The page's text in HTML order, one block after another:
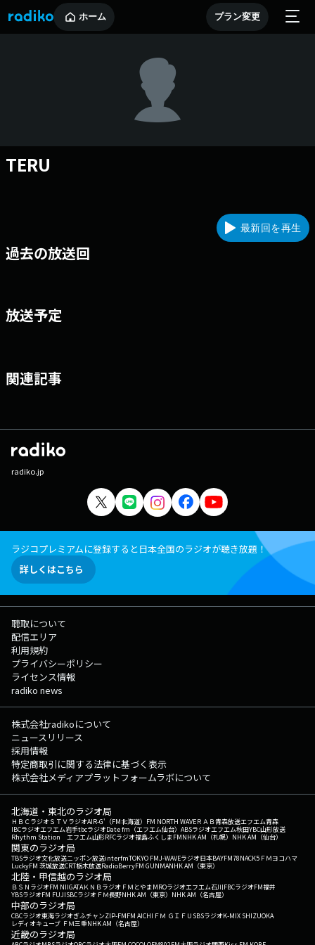
ホーム プラン変更
TERU
最新回を再生
過去の放送回
放送予定
関連記事
radiko.jp
ラジコプレミアムに登録すると日本全国のラジオが聴き放題！
詳しくはこちら
聴取について
配信エリア
利用規約
プライバシーポリシー
ライセンス情報
radiko news
株式会社radikoについて
ニュースリリース
採用情報
特定商取引に関する法律に基づく表示
株式会社メディアプラットフォームラボについて
北海道・東北のラジオ局
ＨＢＣラジオＳＴＶラジオAIR-G'（FM北海道） FM NORTH WAVEＲＡＢ青森放送エフエム青森
IBCラジオエフエム岩手tbcラジオDate fm（エフエム仙台） ABSラジオエフエム秋田YBC山形放送
Rhythm Station エフエム山形RFCラジオ福島ふくしまFMNHK AM（札幌） NHK AM（仙台）
関東のラジオ局
TBSラジオ文化放送ニッポン放送interfmTOKYO FMJ-WAVEラジオ日本BAYFM78NACK5 ＦＭヨコハマ
LuckyFM 茨城放送CRT栃木放送RadioBerryFM GUNMANHK AM（東京）
北陸・甲信越のラジオ局
ＢＳＮラジオFM NIIGATAＫＮＢラジオ ＦＭとやまMROラジオエフエム石川FBCラジオFM福井
YBSラジオFM FUJISBCラジオ ＦＭ長野NHK AM（東京） NHK AM（名古屋）
中部のラジオ局
CBCラジオ東海ラジオぎふチャンZIP-FMFM AICHI ＦＭ ＧＩＦＵ SBSラジオK-MIX SHIZUOKA
レディオキューブ ＦＭ三重NHK AM（名古屋）
近畿のラジオ局